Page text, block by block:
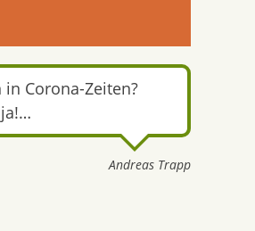
Corona-Zeiten?
Andreas Trapp